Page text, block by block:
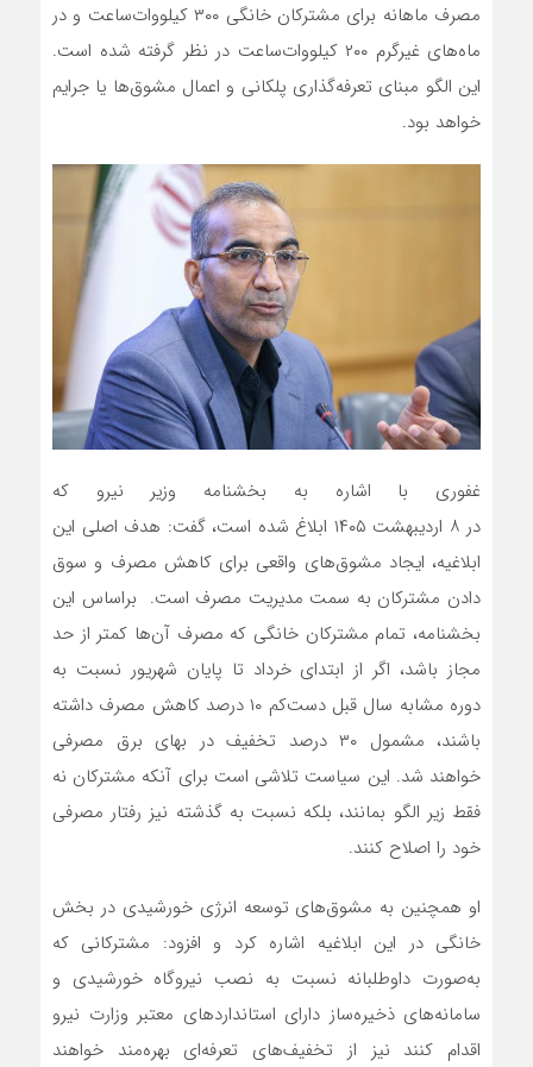
مصرف ماهانه برای مشترکان خانگی ۳۰۰ کیلووات‌ساعت و در
ماه‌های غیرگرم ۲۰۰ کیلووات‌ساعت در نظر گرفته شده است.
این الگو مبنای تعرفه‌گذاری پلکانی و اعمال مشوق‌ها یا جرایم
خواهد بود.
غفوری با اشاره به بخشنامه وزیر نیرو که
در ۸ اردیبهشت ۱۴۰۵ ابلاغ شده است، گفت: هدف اصلی این
ابلاغیه، ایجاد مشوق‌های واقعی برای کاهش مصرف و سوق
دادن مشترکان به سمت مدیریت مصرف است. براساس این
بخشنامه، تمام مشترکان خانگی که مصرف آن‌ها کمتر از حد
مجاز باشد، اگر از ابتدای خرداد تا پایان شهریور نسبت به
دوره مشابه سال قبل دست‌کم ۱۰ درصد کاهش مصرف داشته
باشند، مشمول ۳۰ درصد تخفیف در بهای برق مصرفی
خواهند شد. این سیاست تلاشی است برای آنکه مشترکان نه
فقط زیر الگو بمانند، بلکه نسبت به گذشته نیز رفتار مصرفی
خود را اصلاح کنند.
او همچنین به مشوق‌های توسعه انرژی خورشیدی در بخش
خانگی در این ابلاغیه اشاره کرد و افزود: مشترکانی که
به‌صورت داوطلبانه نسبت به نصب نیروگاه خورشیدی و
سامانه‌های ذخیره‌ساز دارای استانداردهای معتبر وزارت نیرو
اقدام کنند نیز از تخفیف‌های تعرفه‌ای بهره‌مند خواهند